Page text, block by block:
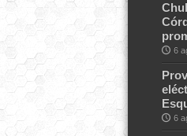
6
6